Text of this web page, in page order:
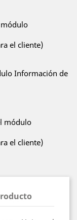
el cliente)
Información de
módulo
el cliente)